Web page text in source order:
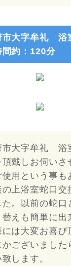
市大字牟礼 浴
約：120分
市大字牟礼 浴
戴しお伺いさ
用という事も
の上浴室蛇口交
。以前の蛇口
えも簡単に出
は大変お喜び
かございました
します。